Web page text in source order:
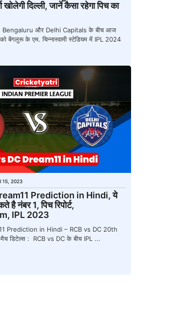
दिल्ली, जानें कैसा रहेगा पिच का
Bengaluru और Delhi Capitals के बीच आज
को बेंगलुरू के एम. चिन्नास्वामी स्टेडियम में IPL 2024
15, 2023
Prediction in Hindi, ये
है नंबर 1, पिच रिपोर्ट,
IPL 2023
Prediction in Hindi – RCB vs DC 20th
डिटेल्स : RCB vs DC के बीच IPL ...